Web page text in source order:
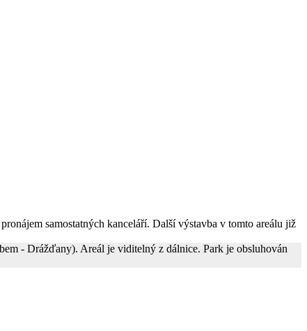
samostatných kanceláří. Další výstavba v tomto areálu již
- Drážďany). Areál je viditelný z dálnice. Park je obsluhován